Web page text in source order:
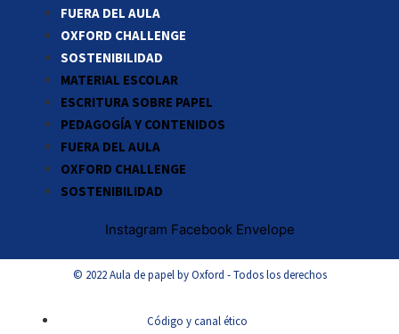
FUERA DEL AULA
OXFORD CHALLENGE
SOSTENIBILIDAD
MATERIAL ESCOLAR
ESCRITURA SOBRE PAPEL
PEDAGOGÍA Y CONTENIDOS
FUERA DEL AULA
OXFORD CHALLENGE
SOSTENIBILIDAD
Instagram Facebook Envelope
© 2022 Aula de papel by Oxford - Todos los derechos
Código y canal ético